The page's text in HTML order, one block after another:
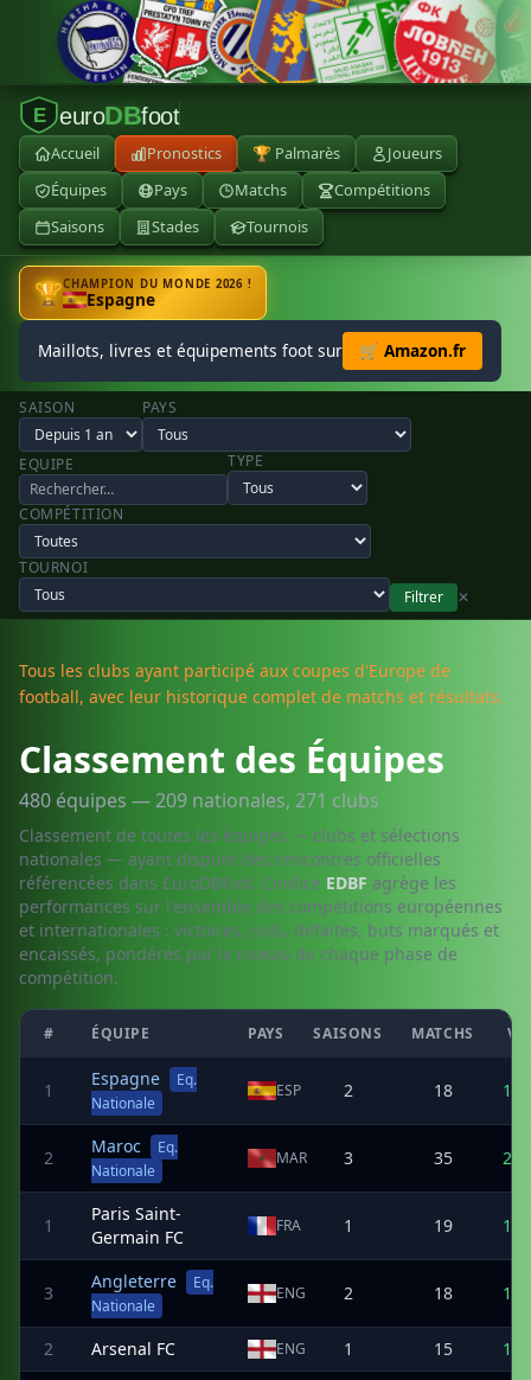
E euroDBfoot
Accueil Pronostics 🏆 Palmarès
Joueurs
Équipes
Pays Matchs
Compétitions
Saisons
Stades Tournois
🏆CHAMPION DU MONDE 2026 !
Espagne
Maillots, livres et équipements foot sur 🛒 Amazon.fr
SAISON PAYS
EQUIPE TYPE
COMPÉTITION
TOURNOI
Filtrer
✕
Tous les clubs ayant participé aux coupes d'Europe de
football, avec leur historique complet de matchs et résultats.
Classement des Équipes
480 équipes — 209 nationales, 271 clubs
Classement de toutes les équipes — clubs et sélections
nationales — ayant disputé des rencontres officielles
référencées dans EuroDBfoot. L'indice EDBF agrège les
performances sur l'ensemble des compétitions européennes
et internationales : victoires, nuls, défaites, buts marqués et
encaissés, pondérés par le niveau de chaque phase de
compétition.
# ÉQUIPE PAYS SAISONS MATCHS V
1
Espagne
Eq.
Nationale
ESP 2 18 14
2
Maroc
Eq.
Nationale
MAR 3 35 25
1
Paris Saint-
Germain FC
FRA 1 19 10
3
Angleterre
Eq.
Nationale
ENG 2 18 14
2 Arsenal FC ENG 1 15 11